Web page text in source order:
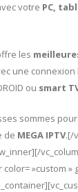
votre PC,
les
une
ou smart
sommes
de MEGA IPTV.[/
»custom »